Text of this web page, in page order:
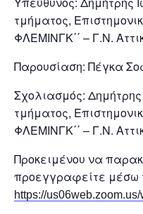
τμήματος,
ΦΛΕΜΙΝΓΚ΄΄ – Γ.Ν.
Παρουσίαση: Πέγκα
Σχολιασμός: Δημήτρης
τμήματος,
ΦΛΕΜΙΝΓΚ΄΄ – Γ.Ν.
Προκειμένου να
προεγγραφείτε μέσω
https://